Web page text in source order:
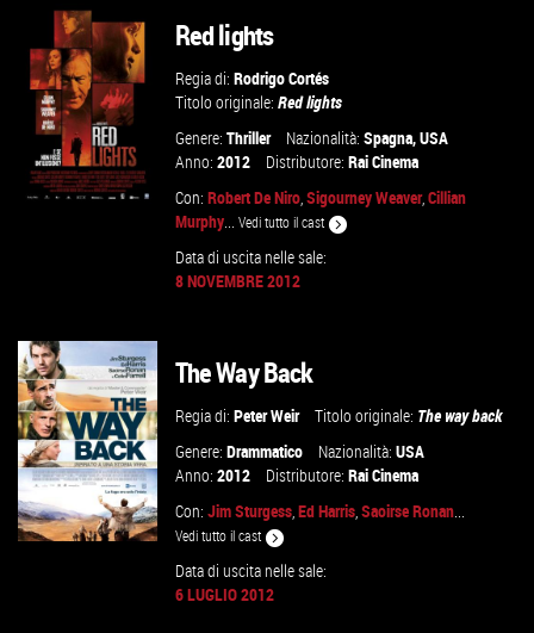
Red lights
Regia di:Rodrigo Cortés
Titolo originale:Red lights
Genere:Thriller Nazionalità:Spagna,USA
Anno:2012 Distributore:Rai Cinema
Con:Robert De Niro,Sigourney Weaver,Cillian
Murphy...Vedi tutto il cast
Data di uscita nelle sale:
8 NOVEMBRE 2012
The Way Back
Regia di:Peter Weir Titolo originale: The way back
Genere:Drammatico Nazionalità:USA
Anno:2012 Distributore:Rai Cinema
Con:Jim Sturgess,Ed Harris,Saoirse Ronan...
Vedi tutto il cast
Data di uscita nelle sale:
6 LUGLIO 2012